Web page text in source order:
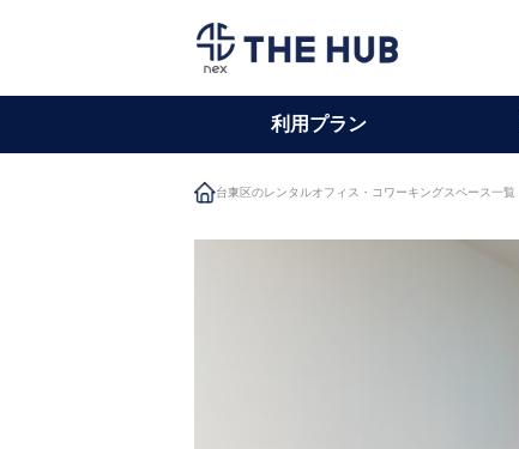
利用プラン
台東区のレンタルオフィス・コワーキングスペース一覧